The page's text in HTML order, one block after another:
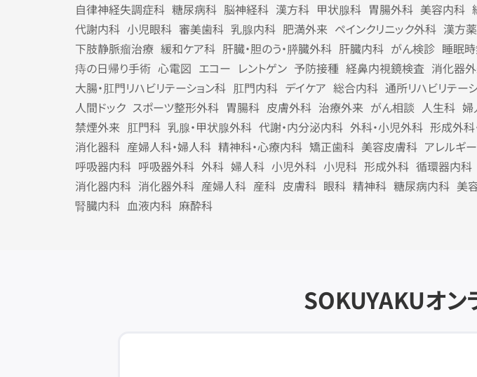
自律神経失調症科 糖尿病科 脳神経科 漢方科 甲状腺科 胃腸外科 美容内科
代謝内科 小児眼科 審美歯科 乳腺内科 肥満外来 ペインクリニック外科 漢方薬
下肢静脈瘤治療 緩和ケア科 肝臓・胆のう・膵臓外科 肝臓内科 がん検診 睡眠
痔の日帰り手術 心電図 エコー レントゲン 予防接種 経鼻内視鏡検査 消化器
大腸・肛門リハビリテーション科 肛門内科 デイケア 総合内科 通所リハビリテー
人間ドック スポーツ整形外科 胃腸科 皮膚外科 治療外来 がん相談 人生科 婦
禁煙外来 肛門科 乳腺・甲状腺外科 代謝・内分泌内科 外科・小児外科 形成外科
消化器科 産婦人科・婦人科 精神科・心療内科 矯正歯科 美容皮膚科 アレルギ
呼吸器内科 呼吸器外科 外科 婦人科 小児外科 小児科 形成外科 循環器内科
消化器内科 消化器外科 産婦人科 産科 皮膚科 眼科 精神科 糖尿病内科 美
腎臓内科 血液内科 麻酔科
SOKUYAKUオン